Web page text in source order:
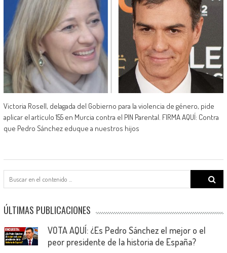
Victoria Rosell, delagada del Gobierno para la violencia de género, pide
aplicar el artículo 155 en Murcia contra el PIN Parental. FIRMA AQUÍ: Contra
que Pedro Sánchez eduque a nuestros hijos
Search
ÚLTIMAS PUBLICACIONES
VOTA AQUÍ: ¿Es Pedro Sánchez el mejor o el
peor presidente de la historia de España?